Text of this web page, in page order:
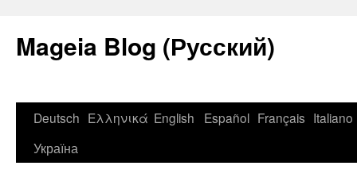
Mageia Blog (Русский)
Deutsch Ελληνικά English Español Français Italiano
Україна